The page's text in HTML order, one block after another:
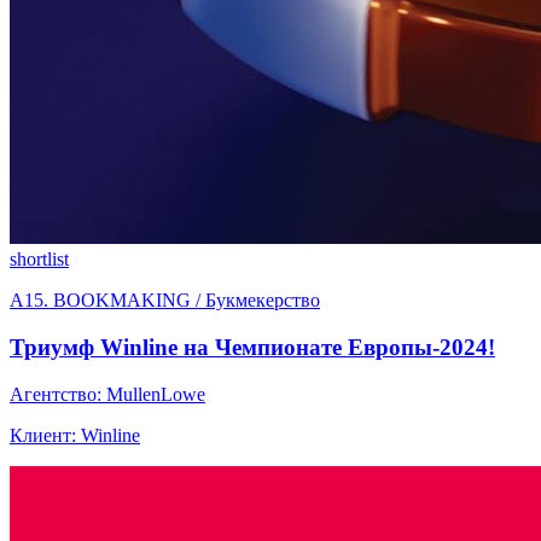
shortlist
A15. BOOKMAKING / Букмекерство
Триумф Winline на Чемпионате Европы-2024!
Агентство: MullenLowe
Клиент: Winline